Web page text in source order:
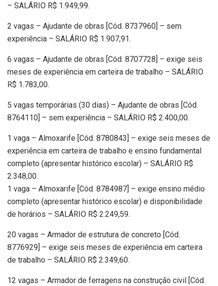
– SALÁRIO R$ 1.949,99.
2 vagas – Ajudante de obras [Cód. 8737960] – sem
experiência – SALÁRIO R$ 1.907,91.
6 vagas – Ajudante de obras [Cód. 8707728] – exige seis
meses de experiência em carteira de trabalho – SALÁRIO
R$ 1.783,00.
5 vagas temporárias (30 dias) – Ajudante de obras [Cód.
8764110] – sem experiência – SALÁRIO R$ 2.400,00.
1 vaga – Almoxarife [Cód. 8780843] – exige seis meses de
experiência em carteira de trabalho e ensino fundamental
completo (apresentar histórico escolar) – SALÁRIO R$
2.348,00.
1 vaga – Almoxarife [Cód. 8784987] – exige ensino médio
completo (apresentar histórico escolar) e disponibilidade
de horários – SALÁRIO R$ 2.249,59.
20 vagas – Armador de estrutura de concreto [Cód.
8776929] – exige seis meses de experiência em carteira
de trabalho – SALÁRIO R$ 2.349,60.
12 vagas – Armador de ferragens na construção civil [Cód.